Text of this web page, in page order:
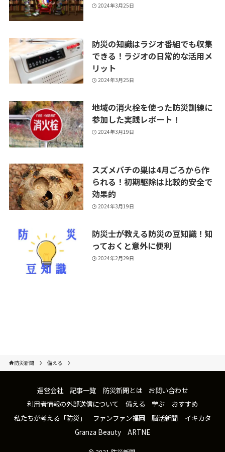
2024年3月25日
防災の知識はラジオ番組でも収集
できる！ラジオの日常的な活用メ
リット
2024年3月25日
地域の消火栓を使った防災訓練に
参加した実践レポート！
2024年3月19日
スズメバチの巣は4月ごろから作
られる！初期駆除は比較的安全で
効果的
2024年3月19日
防災士が教える防災の豆知識！知
っておくと意外に便利
2024年2月29日
防災新聞 備える
運営会社 記事一覧 防災新聞とは
お問い合わせ
利用者情報の外部送信について
備える 学ぶ
おすすめ
私たちが考える「防災」
ファンファン福岡 脳活新聞
イキカタ
Granza Beauty
ARTNE